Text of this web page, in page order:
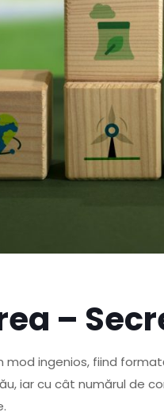
–
ingenios, fiind
iar cu cât numărul